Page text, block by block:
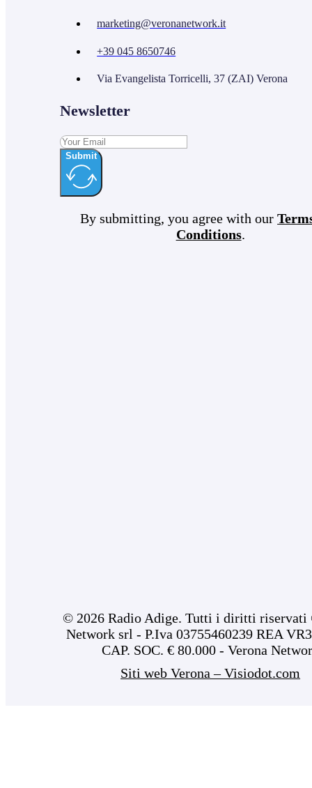
marketing@veronanetwork.it
+39 045 8650746
Via Evangelista Torricelli, 37 (ZAI) Verona
Newsletter
Submit
By submitting, you agree with our
Conditions.
© 2026 Radio Adige. Tutti i diritti riservati
Network srl - P.Iva 03755460239 REA
CAP. SOC. € 80.000 - Verona
Siti web Verona – Visiodot.com